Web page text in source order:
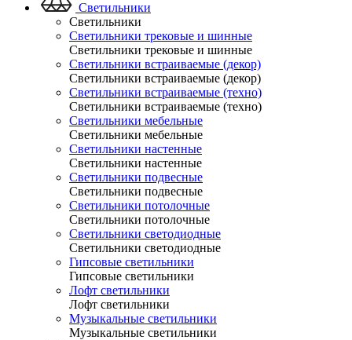
Светильники
Светильники
Светильники трековые и шинные
Светильники трековые и шинные
Светильники встраиваемые (декор)
Светильники встраиваемые (декор)
Светильники встраиваемые (техно)
Светильники встраиваемые (техно)
Светильники мебельные
Светильники мебельные
Светильники настенные
Светильники настенные
Светильники подвесные
Светильники подвесные
Светильники потолочные
Светильники потолочные
Светильники светодиодные
Светильники светодиодные
Гипсовые светильники
Гипсовые светильники
Лофт светильники
Лофт светильники
Музыкальные светильники
Музыкальные светильники